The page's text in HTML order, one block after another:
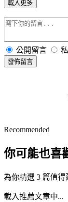
載入更多
公開留言
發佈留言
Recommended
你可能也喜
為你精選 3 篇值
載入推薦文章中...